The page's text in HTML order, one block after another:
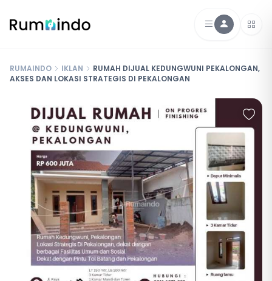
RUMAINDO IKLAN
RUMAH DIJUAL KEDUNGWUNI PEKALONGAN,
AKSES DAN LOKASI STRATEGIS DI PEKALONGAN